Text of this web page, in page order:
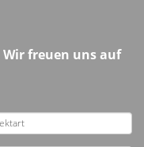
Wir freuen uns auf